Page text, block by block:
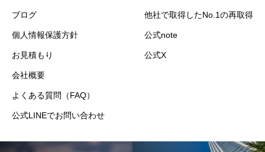
ブログ
個人情報保護方針
お見積もり
会社概要
よくある質問（FAQ）
公式LINEでお問い合わせ
他社で取得したNo.1の再取得
公式note
公式X